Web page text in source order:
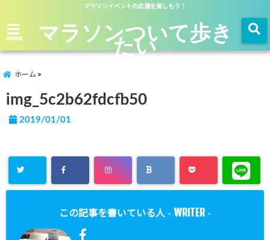
マラソンイベントの応援を楽しもう！
menu マラソンついて歩き
たい
ホーム
img_5c2b62fdcfb50
2019/01/01
この記事を書いている人 - WRITER -